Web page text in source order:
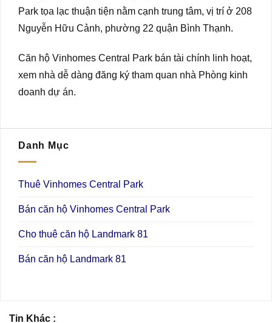
Park tọa lạc thuận tiện nằm cạnh trung tâm, vị trí ở 208
Nguyễn Hữu Cảnh, phường 22 quận Bình Thạnh.
Căn hộ Vinhomes Central Park bán tài chính linh hoạt,
xem nhà dễ dàng đăng ký tham quan nhà Phòng kinh
doanh dự án.
Danh Mục
Thuê Vinhomes Central Park
Bán căn hộ Vinhomes Central Park
Cho thuê căn hộ Landmark 81
Bán căn hộ Landmark 81
Tin Khác :